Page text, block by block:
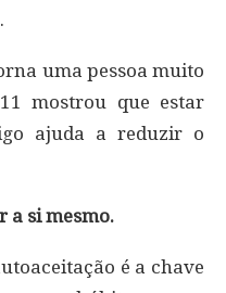
uma pessoa muito
mostrou que estar
ajuda a reduzir o
a si mesmo.
é a chave